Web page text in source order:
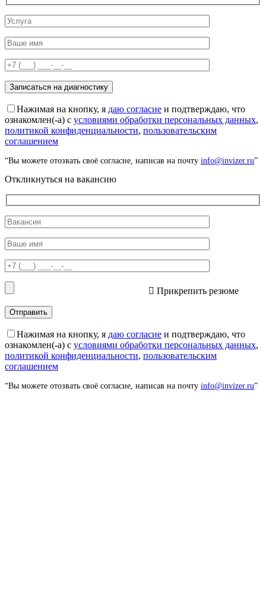
Нажимая на кнопку, я даю согласие и подтверждаю, что
ознакомлен(-а) с условиями обработки персональных данных,
политикой конфиденциальности, пользовательским
соглашением
“Вы можете отозвать своё согласие, написав на почту info@invizer.ru”
Откликнуться на вакансию
Прикрепить резюме
Нажимая на кнопку, я даю согласие и подтверждаю, что
ознакомлен(-а) с условиями обработки персональных данных,
политикой конфиденциальности, пользовательским
соглашением
“Вы можете отозвать своё согласие, написав на почту info@invizer.ru”